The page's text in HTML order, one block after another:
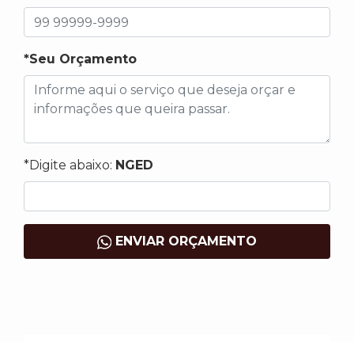
*Seu Orçamento
*Digite abaixo: NGED
ENVIAR ORÇAMENTO